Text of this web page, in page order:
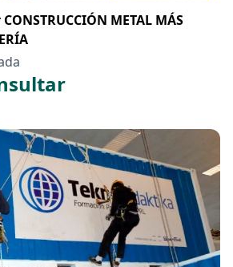
METAL MÁS